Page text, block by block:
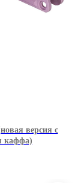
версия с
каффа)